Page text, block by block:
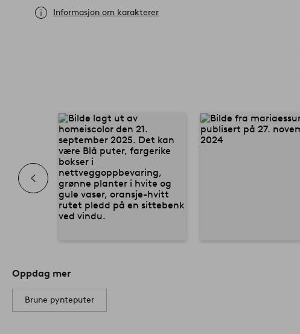
Informasjon om karakterer
Oppdag mer
Brune pynteputer